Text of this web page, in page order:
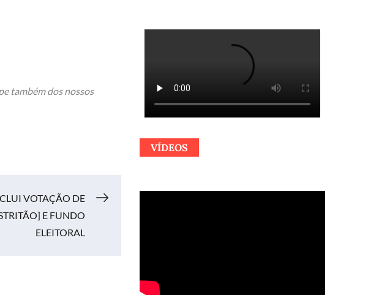
também dos nossos
VOTAÇÃO DE
E FUNDO
ELEITORAL
VÍDEOS